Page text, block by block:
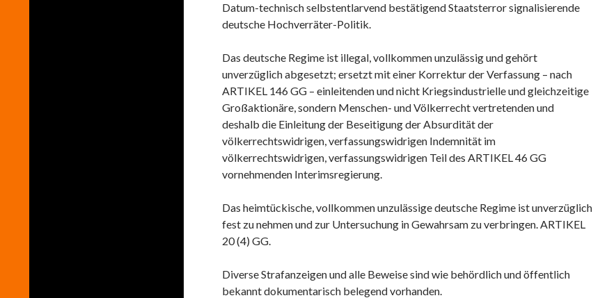
Datum-technisch selbstentlarvend bestätigend Staatsterror signalisierende
deutsche Hochverräter-Politik.
Das deutsche Regime ist illegal, vollkommen unzulässig und gehört
unverzüglich abgesetzt; ersetzt mit einer Korrektur der Verfassung – nach
ARTIKEL 146 GG – einleitenden und nicht Kriegsindustrielle und gleichzeitige
Großaktionäre, sondern Menschen- und Völkerrecht vertretenden und
deshalb die Einleitung der Beseitigung der Absurdität der
völkerrechtswidrigen, verfassungswidrigen Indemnität im
völkerrechtswidrigen, verfassungswidrigen Teil des ARTIKEL 46 GG
vornehmenden Interimsregierung.
Das heimtückische, vollkommen unzulässige deutsche Regime ist unverzüglich
fest zu nehmen und zur Untersuchung in Gewahrsam zu verbringen. ARTIKEL
20 (4) GG.
Diverse Strafanzeigen und alle Beweise sind wie behördlich und öffentlich
bekannt dokumentarisch belegend vorhanden.